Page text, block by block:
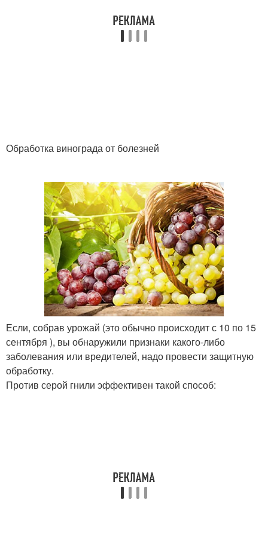
Обработка винограда от болезней
Если, собрав урожай (это обычно происходит с 10 по 15
сентября ), вы обнаружили признаки какого-либо
заболевания или вредителей, надо провести защитную
обработку.
Против серой гнили эффективен такой способ: